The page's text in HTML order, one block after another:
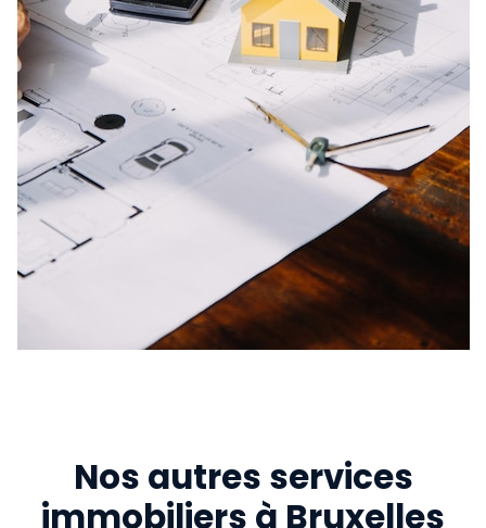
Nos autres services
immobiliers à Bruxelles